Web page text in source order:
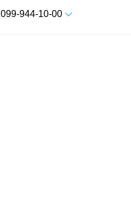
099-944-10-00